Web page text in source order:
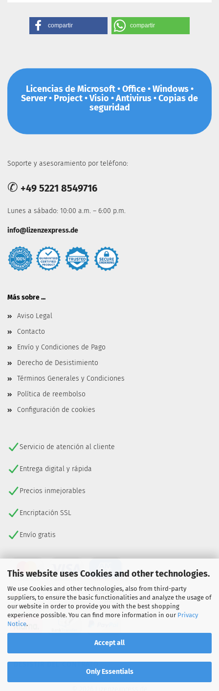
This website uses Cookies and other technologies.
We use Cookies and other technologies, also from third-party
suppliers, to ensure the basic functionalities and analyze the usage of
our website in order to provide you with the best shopping
experience possible. You can find more information in our Privacy
Notice.
Accept all
Only Essentials
compartir compartir
Licencias de Microsoft • Office • Windows •
Server • Project • Visio • Antivirus • Copias de
seguridad
Soporte y asesoramiento por teléfono:
✆ +49 5221 8549716
Lunes a sábado: 10:00 a.m. – 6:00 p.m.
info@lizenzexpress.de
Más sobre ...
Aviso Legal
Contacto
Envío y Condiciones de Pago
Derecho de Desistimiento
Términos Generales y Condiciones
Política de reembolso
Configuración de cookies
Servicio de atención al cliente
Entrega digital y rápida
Precios inmejorables
Encriptación SSL
Envío gratis
DESISTIR DEL CONTRATO